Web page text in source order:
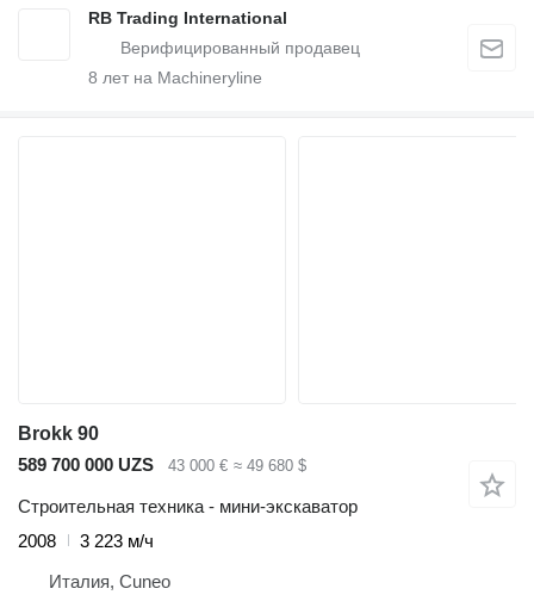
RB Trading International
8 лет на Machineryline
Brokk 90
589 700 000 UZS
43 000 € ≈ 49 680 $
Строительная техника - мини-экскаватор
2008
3 223 м/ч
Италия, Cuneo